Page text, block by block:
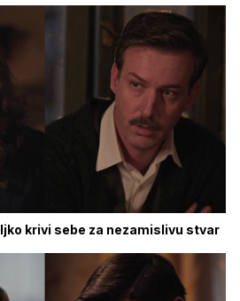
krivi sebe za nezamislivu stvar